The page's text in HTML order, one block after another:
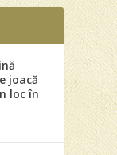
joacă
loc în